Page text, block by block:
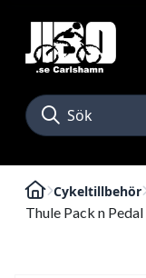
Cykeltillbehör
Thule Pack n